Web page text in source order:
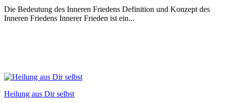
Die Bedeutung des Inneren Friedens Definition und Konzept des
Inneren Friedens Innerer Frieden ist ein...
Heilung aus Dir selbst